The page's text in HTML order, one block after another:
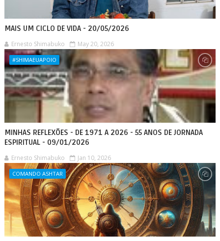
MAIS UM CICLO DE VIDA - 20/05/2026
Ernesto Shimabuko May 20, 2026
#SHIMAEUAPOIO
MINHAS REFLEXÕES - DE 1971 A 2026 - 55 ANOS DE JORNADA
ESPIRITUAL - 09/01/2026
Ernesto Shimabuko Jan 10, 2026
COMANDO ASHTAR